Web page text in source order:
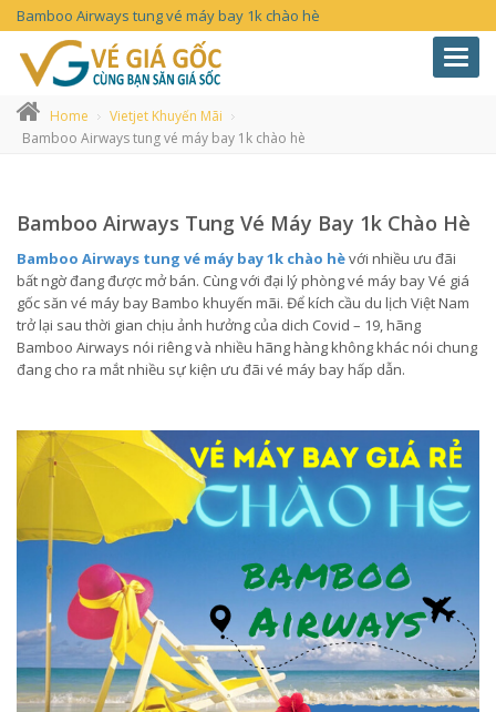
Bamboo Airways tung vé máy bay 1k chào hè
Home
Vietjet Khuyến Mãi
Bamboo Airways tung vé máy bay 1k chào hè
Bamboo Airways Tung Vé Máy Bay 1k Chào Hè
Bamboo Airways tung vé máy bay 1k chào hèvới nhiều ưu đãi
bất ngờ đang được mở bán. Cùng với đại lý phòng vé máy bay Vé giá
gốc săn vé máy bay Bambo khuyến mãi. Để kích cầu du lịch Việt Nam
trở lại sau thời gian chịu ảnh hưởng của dich Covid – 19, hãng
Bamboo Airways nói riêng và nhiều hãng hàng không khác nói chung
đang cho ra mắt nhiều sự kiện ưu đãi vé máy bay hấp dẫn.